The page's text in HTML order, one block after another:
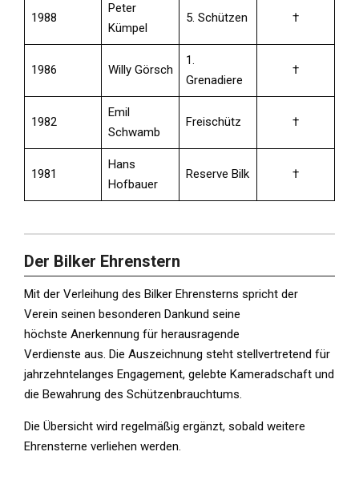
1988
Peter
Kümpel
5. Schützen †
1986 Willy Görsch
1.
Grenadiere
†
1982
Emil
Schwamb
Freischütz †
1981
Hans
Hofbauer
Reserve Bilk †
Der Bilker Ehrenstern
Mit der Verleihung des Bilker Ehrensterns spricht der
Verein seinen besonderen Dankund seine
höchste Anerkennung für herausragende
Verdienste aus. Die Auszeichnung steht stellvertretend für
jahrzehntelanges Engagement, gelebte Kameradschaft und
die Bewahrung des Schützenbrauchtums.
Die Übersicht wird regelmäßig ergänzt, sobald weitere
Ehrensterne verliehen werden.